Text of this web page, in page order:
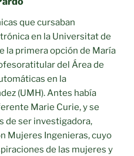
que cursaban
en la Universitat de
la primera opción de María
del Área de
en la
(UMH). Antes había
Marie Curie, y se
de ser investigadora,
Mujeres Ingenieras, cuyo
de las mujeres y